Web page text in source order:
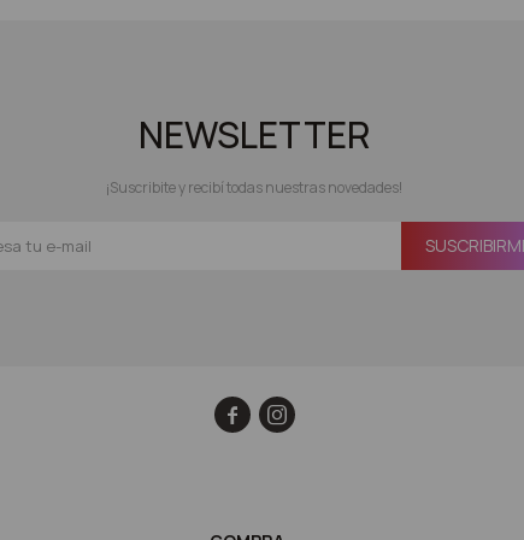
NEWSLETTER
¡Suscribite y recibí todas nuestras novedades!
 